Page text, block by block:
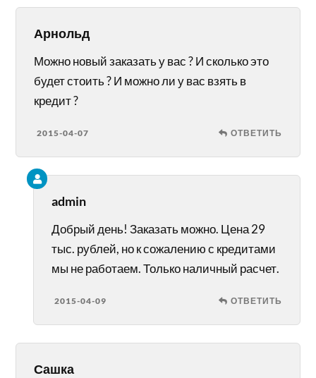
Арнольд
Можно новый заказать у вас ? И сколько это
будет стоить ? И можно ли у вас взять в
кредит ?
2015-04-07 ОТВЕТИТЬ
admin
Добрый день! Заказать можно. Цена 29
тыс. рублей, но к сожалению с кредитами
мы не работаем. Только наличный расчет.
2015-04-09 ОТВЕТИТЬ
Сашка